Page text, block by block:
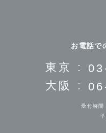
お電話で
東京 :
大阪 :
受付時